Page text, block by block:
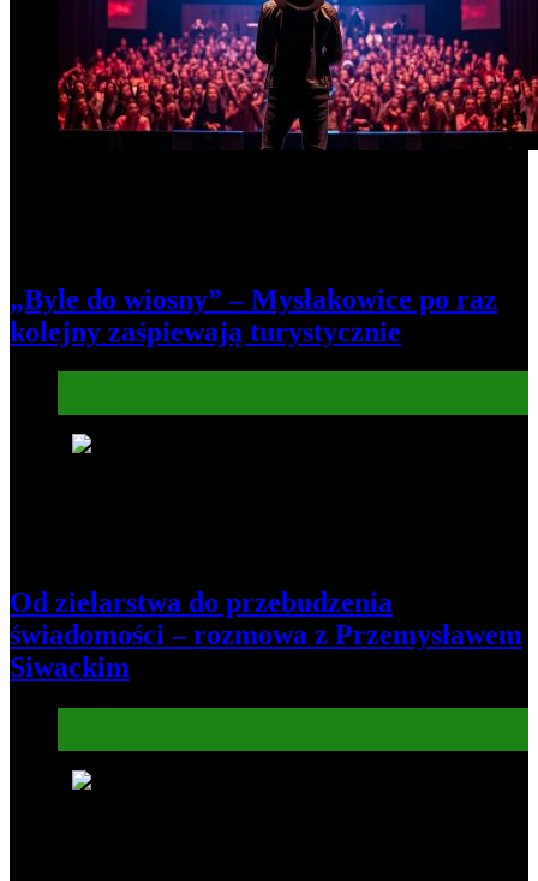
„Byle do wiosny” – Mysłakowice po raz
kolejny zaśpiewają turystycznie
Od zielarstwa do przebudzenia
świadomości – rozmowa z Przemysławem
Siwackim